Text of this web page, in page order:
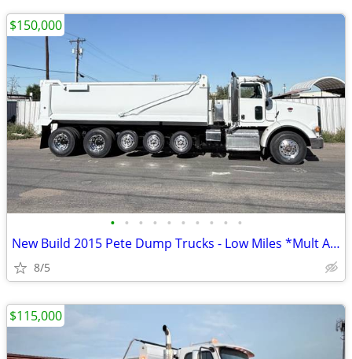
• • • • • • • • • •
New Build 2015 Pete Dump Trucks - Low Miles *Mult Avail.*
8/5
$150,000
$115,000